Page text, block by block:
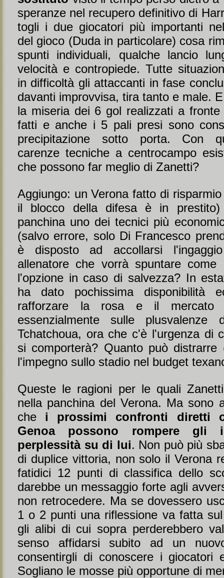
speranze nel recupero definitivo di
togli i due giocatori più importanti
del gioco (Duda in particolare) cosa
spunti individuali, qualche lancio
velocità e contropiede. Tutte
in difficoltà gli attaccanti in fase
davanti improvvisa, tira tanto e male.
la miseria dei 6 gol realizzati a
fatti e anche i 5 pali presi sono
precipitazione sotto porta. Con
carenze tecniche a centrocampo
che possono far meglio di Zanetti?
Aggiungo: un Verona fatto di
il blocco della difesa è in
panchina uno dei tecnici più
(salvo errore, solo Di Francesco
è disposto ad accollarsi
allenatore che vorrà spuntare come
l'opzione in caso di salvezza? In
ha dato pochissima disponibilità
rafforzare la rosa e il
essenzialmente sulle
Tchatchoua, ora che c'è l'urgenza di
si comporterà? Quanto può distrarre
l'impegno sullo stadio nel budget
Queste le ragioni per le quali
nella panchina del Verona. Ma sono
che i prossimi confronti diretti
Genoa possono rompere
perplessità su di lui. Non può più
di duplice vittoria, non solo il Verona
fatidici 12 punti di classifica dello
darebbe un messaggio forte agli
non retrocedere. Ma se dovessero
1 o 2 punti una riflessione va fatta
gli alibi di cui sopra perderebbero
senso affidarsi subito ad un
consentirgli di conoscere i giocatori
Sogliano le mosse più opportune di